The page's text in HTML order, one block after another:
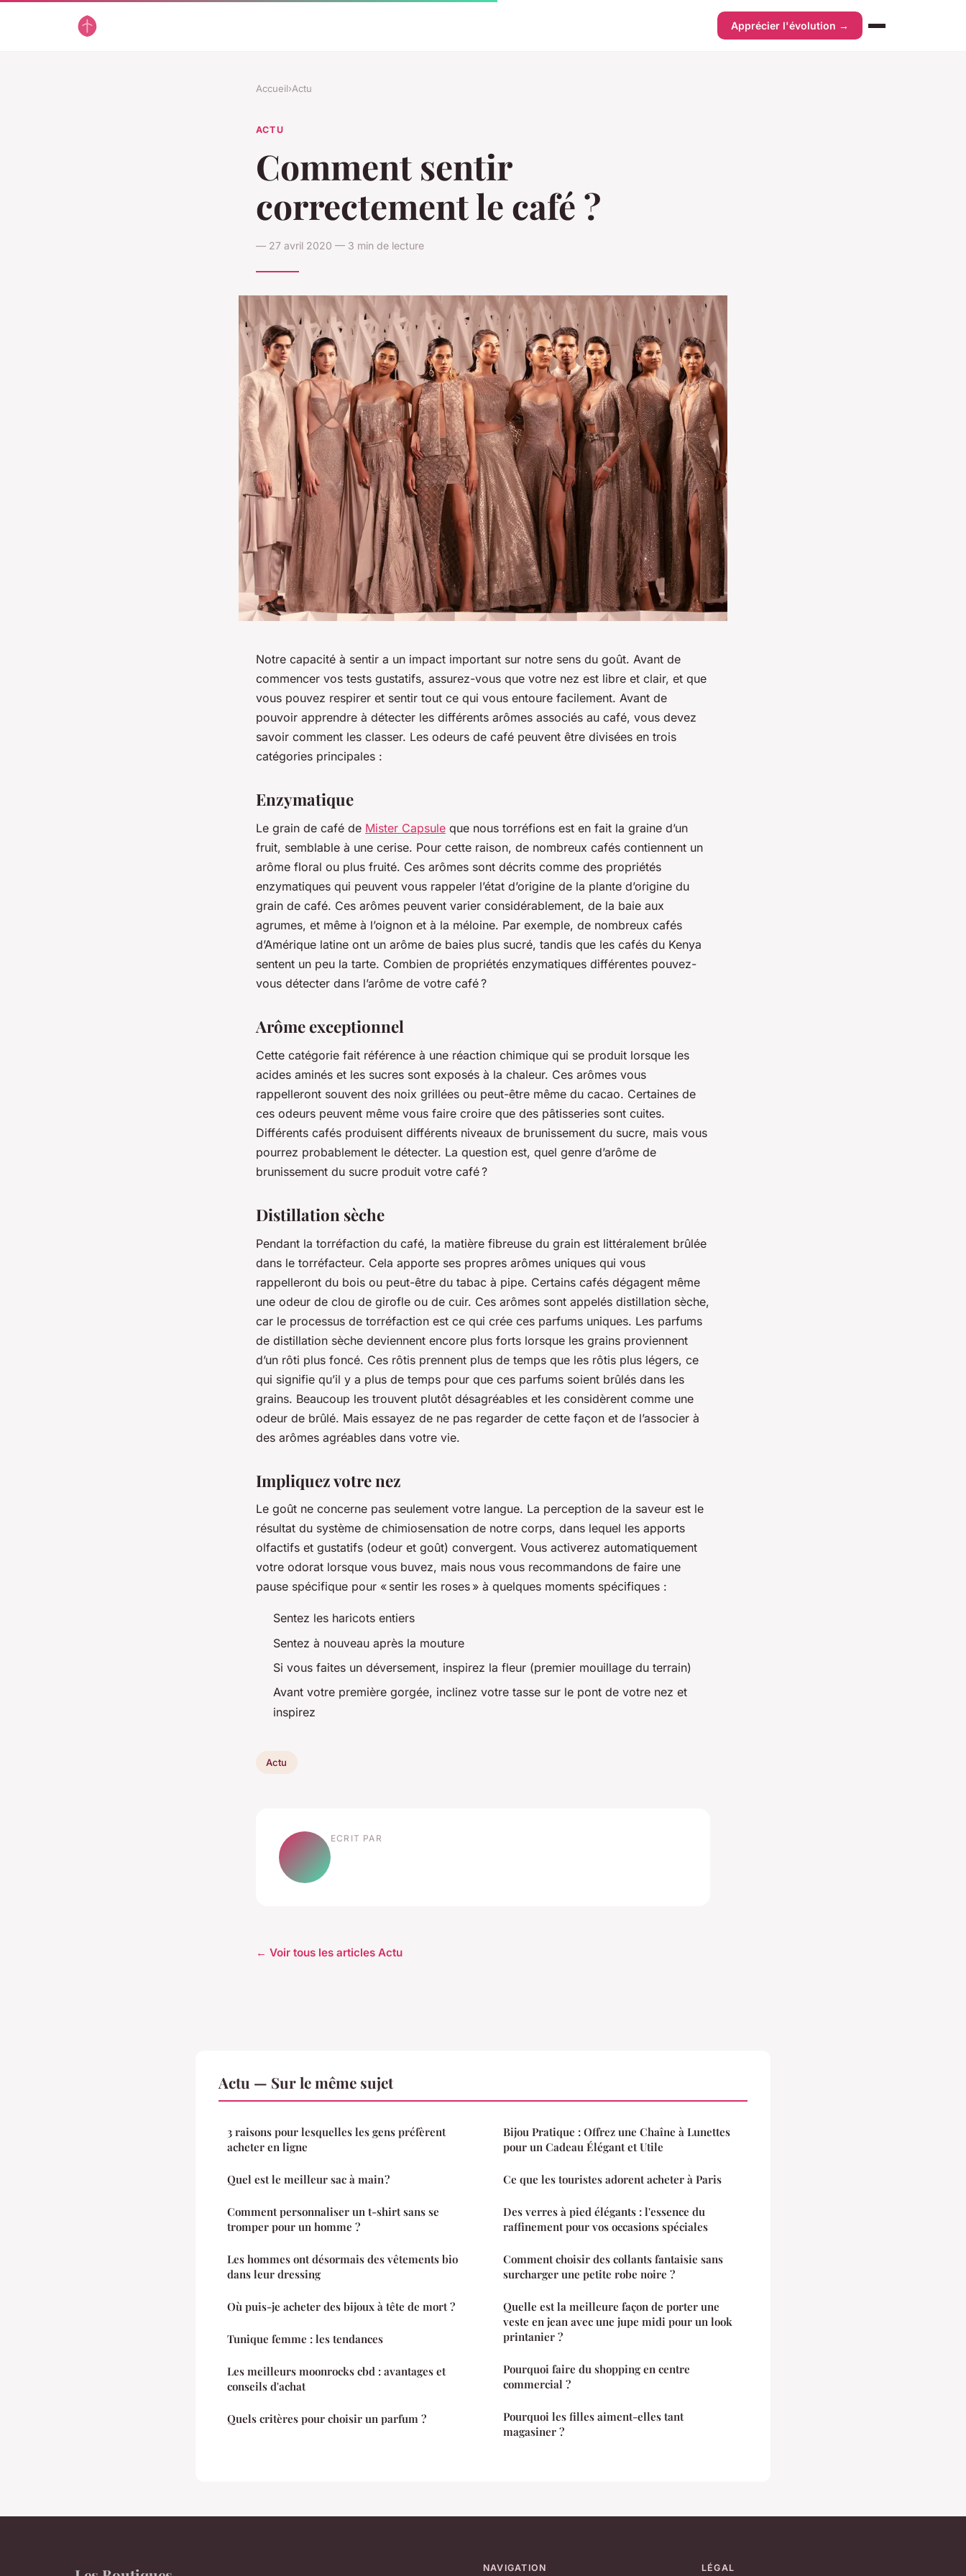
Apprécier l'évolution →
Accueil›Actu
ACTU
Comment sentir
correctement le café ?
— 27 avril 2020 — 3 min de lecture
Notre capacité à sentir a un impact important sur notre sens du goût. Avant de
commencer vos tests gustatifs, assurez-vous que votre nez est libre et clair, et que
vous pouvez respirer et sentir tout ce qui vous entoure facilement. Avant de
pouvoir apprendre à détecter les différents arômes associés au café, vous devez
savoir comment les classer. Les odeurs de café peuvent être divisées en trois
catégories principales :
Enzymatique
Le grain de café de Mister Capsule que nous torréfions est en fait la graine d’un
fruit, semblable à une cerise. Pour cette raison, de nombreux cafés contiennent un
arôme floral ou plus fruité. Ces arômes sont décrits comme des propriétés
enzymatiques qui peuvent vous rappeler l’état d’origine de la plante d’origine du
grain de café. Ces arômes peuvent varier considérablement, de la baie aux
agrumes, et même à l’oignon et à la méloine. Par exemple, de nombreux cafés
d’Amérique latine ont un arôme de baies plus sucré, tandis que les cafés du Kenya
sentent un peu la tarte. Combien de propriétés enzymatiques différentes pouvez-
vous détecter dans l’arôme de votre café ?
Arôme exceptionnel
Cette catégorie fait référence à une réaction chimique qui se produit lorsque les
acides aminés et les sucres sont exposés à la chaleur. Ces arômes vous
rappelleront souvent des noix grillées ou peut-être même du cacao. Certaines de
ces odeurs peuvent même vous faire croire que des pâtisseries sont cuites.
Différents cafés produisent différents niveaux de brunissement du sucre, mais vous
pourrez probablement le détecter. La question est, quel genre d’arôme de
brunissement du sucre produit votre café ?
Distillation sèche
Pendant la torréfaction du café, la matière fibreuse du grain est littéralement brûlée
dans le torréfacteur. Cela apporte ses propres arômes uniques qui vous
rappelleront du bois ou peut-être du tabac à pipe. Certains cafés dégagent même
une odeur de clou de girofle ou de cuir. Ces arômes sont appelés distillation sèche,
car le processus de torréfaction est ce qui crée ces parfums uniques. Les parfums
de distillation sèche deviennent encore plus forts lorsque les grains proviennent
d’un rôti plus foncé. Ces rôtis prennent plus de temps que les rôtis plus légers, ce
qui signifie qu’il y a plus de temps pour que ces parfums soient brûlés dans les
grains. Beaucoup les trouvent plutôt désagréables et les considèrent comme une
odeur de brûlé. Mais essayez de ne pas regarder de cette façon et de l’associer à
des arômes agréables dans votre vie.
Impliquez votre nez
Le goût ne concerne pas seulement votre langue. La perception de la saveur est le
résultat du système de chimiosensation de notre corps, dans lequel les apports
olfactifs et gustatifs (odeur et goût) convergent. Vous activerez automatiquement
votre odorat lorsque vous buvez, mais nous vous recommandons de faire une
pause spécifique pour « sentir les roses » à quelques moments spécifiques :
Sentez les haricots entiers
Sentez à nouveau après la mouture
Si vous faites un déversement, inspirez la fleur (premier mouillage du terrain)
Avant votre première gorgée, inclinez votre tasse sur le pont de votre nez et
inspirez
Actu
ECRIT PAR
← Voir tous les articles Actu
Actu — Sur le même sujet
3 raisons pour lesquelles les gens préfèrent
acheter en ligne
Quel est le meilleur sac à main ?
Comment personnaliser un t-shirt sans se
tromper pour un homme ?
Les hommes ont désormais des vêtements bio
dans leur dressing
Où puis-je acheter des bijoux à tête de mort ?
Tunique femme : les tendances
Les meilleurs moonrocks cbd : avantages et
conseils d'achat
Quels critères pour choisir un parfum ?
Bijou Pratique : Offrez une Chaîne à Lunettes
pour un Cadeau Élégant et Utile
Ce que les touristes adorent acheter à Paris
Des verres à pied élégants : l'essence du
raffinement pour vos occasions spéciales
Comment choisir des collants fantaisie sans
surcharger une petite robe noire ?
Quelle est la meilleure façon de porter une
veste en jean avec une jupe midi pour un look
printanier ?
Pourquoi faire du shopping en centre
commercial ?
Pourquoi les filles aiment-elles tant
magasiner ?
NAVIGATION LÉGAL